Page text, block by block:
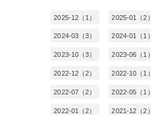
2025-12（1） 2025-01（2）
2024-03（3） 2024-01（1）
2023-10（3） 2023-06（1）
2022-12（2） 2022-10（1）
2022-07（2） 2022-05（1）
2022-01（2） 2021-12（2）